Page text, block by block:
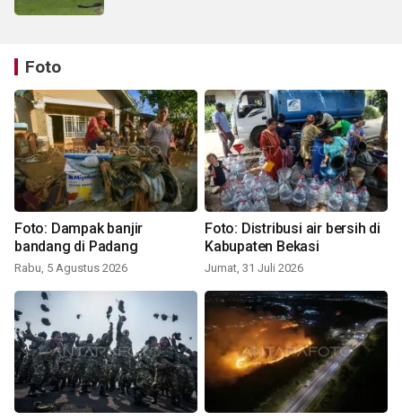
Foto
Foto: Dampak banjir
bandang di Padang
Rabu, 5 Agustus 2026
Foto: Distribusi air bersih di
Kabupaten Bekasi
Jumat, 31 Juli 2026